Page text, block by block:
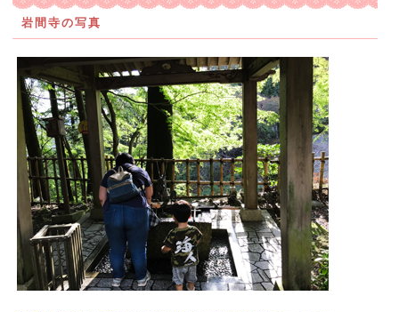
岩間寺の写真